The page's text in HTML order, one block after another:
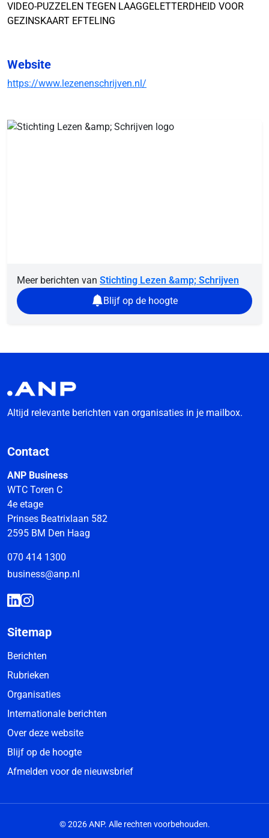
VIDEO-PUZZELEN TEGEN LAAGGELETTERDHEID VOOR
GEZINSKAART EFTELING
Website
https://www.lezenenschrijven.nl/
Meer berichten van Stichting Lezen &amp; Schrijven
Blijf op de hoogte
Altijd relevante berichten van organisaties in je mailbox.
Contact
ANP Business
WTC Toren C
4e etage
Prinses Beatrixlaan 582
2595 BM Den Haag
070 414 1300
business@anp.nl
Sitemap
Berichten
Rubrieken
Organisaties
Internationale berichten
Over deze website
Blijf op de hoogte
Afmelden voor de nieuwsbrief
© 2026 ANP. Alle rechten voorbehouden.